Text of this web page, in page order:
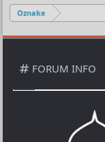
Oznake
FORUM INFO